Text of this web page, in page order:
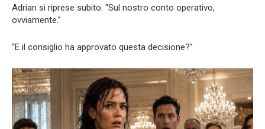
Adrian si riprese subito. “Sul nostro conto operativo,
ovviamente.”
“E il consiglio ha approvato questa decisione?”